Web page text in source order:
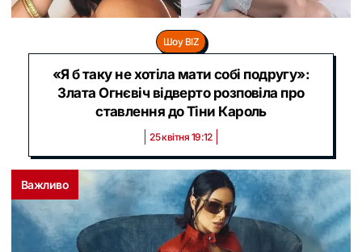
Шоу BIZ
«Я б таку не хотіла мати собі подругу»:
Злата Огнєвіч відверто розповіла про
ставлення до Тіни Кароль
25 квітня 19:12
Важливо